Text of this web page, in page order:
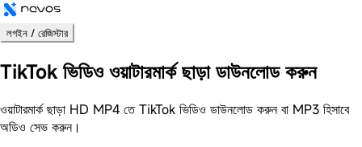
লগইন / রেজিস্টার
TikTokভিডিও ওয়াটারমার্ক ছাড়া ডাউনলোড করুন
ওয়াটারমার্ক ছাড়া HD MP4 তে TikTok ভিডিও ডাউনলোড করুন বা MP3 হিসাবে
অডিও সেভ করুন।